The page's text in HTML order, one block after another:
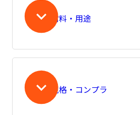
材料・用途
規格・コンプラ